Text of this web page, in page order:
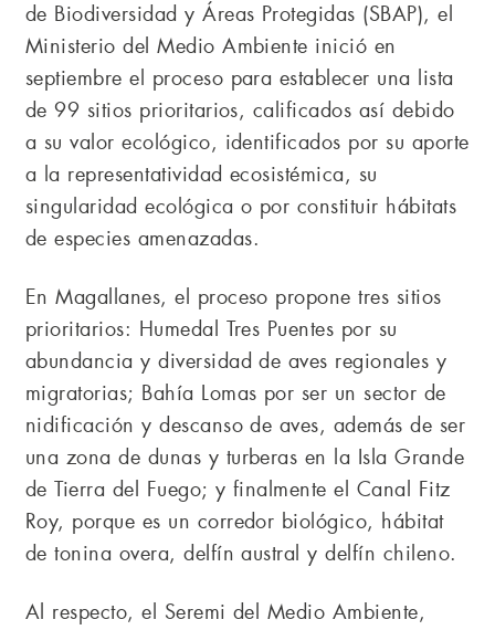
de Biodiversidad y Áreas Protegidas (SBAP), el
Ministerio del Medio Ambiente inició en
septiembre el proceso para establecer una lista
de 99 sitios prioritarios, calificados así debido
a su valor ecológico, identificados por su aporte
a la representatividad ecosistémica, su
singularidad ecológica o por constituir hábitats
de especies amenazadas.
En Magallanes, el proceso propone tres sitios
prioritarios: Humedal Tres Puentes por su
abundancia y diversidad de aves regionales y
migratorias; Bahía Lomas por ser un sector de
nidificación y descanso de aves, además de ser
una zona de dunas y turberas en la Isla Grande
de Tierra del Fuego; y finalmente el Canal Fitz
Roy, porque es un corredor biológico, hábitat
de tonina overa, delfín austral y delfín chileno.
Al respecto, el Seremi del Medio Ambiente,